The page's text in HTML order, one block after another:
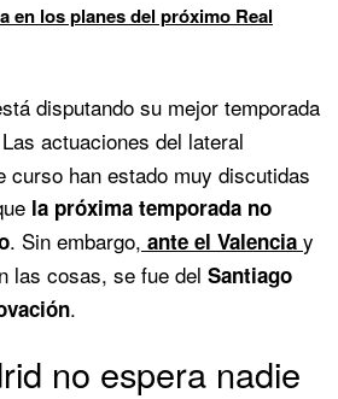
en los planes del próximo Real
disputando su mejor temporada
actuaciones del lateral
curso han estado muy discutidas
la próxima temporada no
. Sin embargo, ante el Valencia y
las cosas, se fue del Santiago
.
no espera nadie